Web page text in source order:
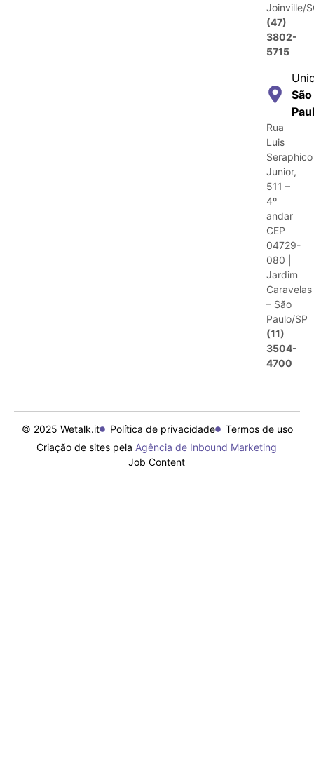
Joinville/
(47)
3802-
5715
São
Rua
Luis
Seraphico
Junior,
511 –
4º
andar
CEP
04729-
080 |
Jardim
Caravelas
– São
Paulo/SP
(11)
3504-
4700
© 2025 Wetalk.it Política de privacidade
Termos de uso
Criação de sites pela Agência de Inbound Marketing
Job Content